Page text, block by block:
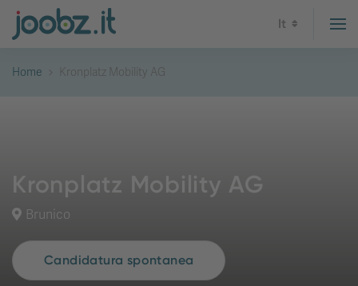
It
Home Kronplatz Mobility AG
Kronplatz Mobility AG
Brunico
Candidatura spontanea